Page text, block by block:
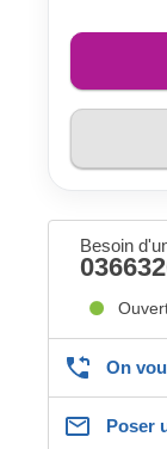
Besoin
On
Poser